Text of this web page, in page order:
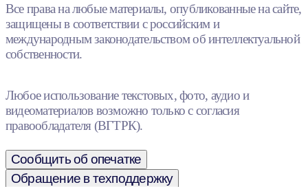
Все права на любые материалы, опубликованные на сайте,
защищены в соответствии с российским и
международным законодательством об интеллектуальной
собственности.
Любое использование текстовых, фото, аудио и
видеоматериалов возможно только с согласия
правообладателя (ВГТРК).
Сообщить об опечатке
Обращение в техподдержку